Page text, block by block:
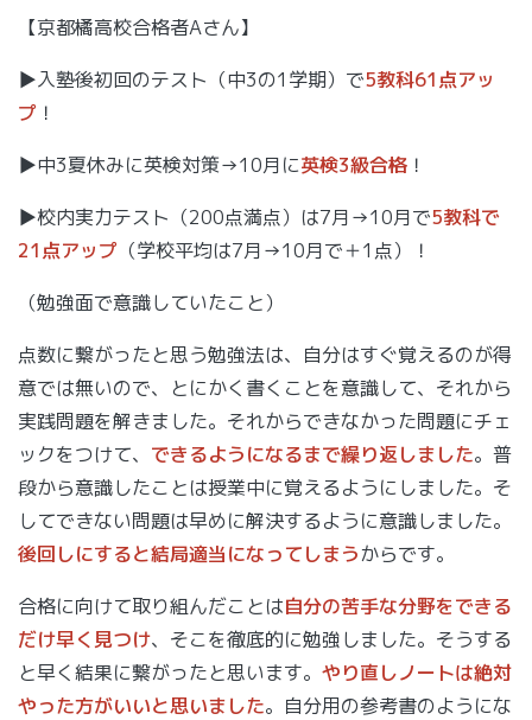
【京都橘高校合格者Aさん】
▶入塾後初回のテスト（中3の1学期）で5教科61点アッ
プ ！
▶中3夏休みに英検対策→10月に英検3級合格 ！
▶校内実力テスト（200点満点）は7月→10月で5教科で
21点アップ （学校平均は7月→10月で＋1点）！
（勉強面で意識していたこと）
点数に繋がったと思う勉強法は、自分はすぐ覚えるのが得
意では無いので、とにかく書くことを意識して、それから
実践問題を解きました。それからできなかった問題にチェ
ックをつけて、 できるようになるまで繰り返しました。普
段から意識したことは授業中に覚えるようにしました。そ
してできない問題は早めに解決するように意識しました。
後回しにすると結局適当になってしまうからです。
合格に向けて取り組んだことは自分の苦手な分野をできる
だけ早く見つけ、そこを徹底的に勉強しました。そうする
と早く結果に繋がったと思います。 やり直しノートは絶対
やった方がいいと思いました。自分用の参考書のようにな